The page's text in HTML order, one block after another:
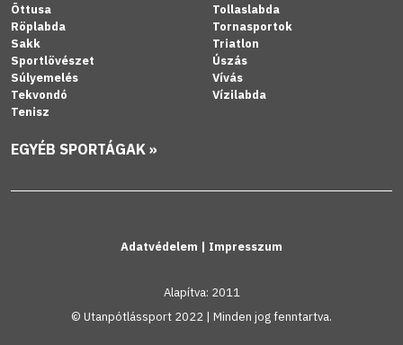
Öttusa
Röplabda
Sakk
Sportlövészet
Súlyemelés
Tekvondó
Tenisz
Tollaslabda
Tornasportok
Triatlon
Úszás
Vívás
Vízilabda
EGYÉB SPORTÁGAK »
Adatvédelem | Impresszum
Alapítva: 2011
© Utanpótlássport 2022 | Minden jog fenntartva.